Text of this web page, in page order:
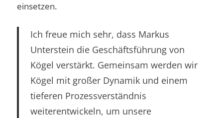
einsetzen.
Ich freue mich sehr, dass Markus
Unterstein die Geschäftsführung von
Kögel verstärkt. Gemeinsam werden wir
Kögel mit großer Dynamik und einem
tieferen Prozessverständnis
weiterentwickeln, um unsere